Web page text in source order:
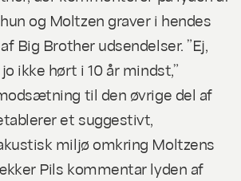
og Moltzen graver i hendes
Big Brother udsendelser. ”Ej,
ikke hørt i 10 år mindst,”
til den øvrige del af
et suggestivt,
miljø omkring Moltzens
Pils kommentar lyden af